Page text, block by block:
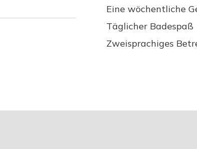
Eine wöchentliche
Täglicher Badespaß
Zweisprachiges